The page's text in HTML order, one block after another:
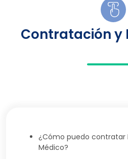
Contratación y
¿Cómo puedo contratar
Médico?